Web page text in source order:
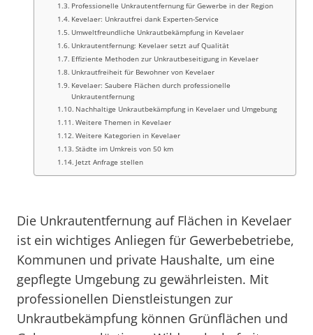
Professionelle Unkrautentfernung für Gewerbe in der Region
Kevelaer: Unkrautfrei dank Experten-Service
Umweltfreundliche Unkrautbekämpfung in Kevelaer
Unkrautentfernung: Kevelaer setzt auf Qualität
Effiziente Methoden zur Unkrautbeseitigung in Kevelaer
Unkrautfreiheit für Bewohner von Kevelaer
Kevelaer: Saubere Flächen durch professionelle
Unkrautentfernung
Nachhaltige Unkrautbekämpfung in Kevelaer und Umgebung
Weitere Themen in Kevelaer
Weitere Kategorien in Kevelaer
Städte im Umkreis von 50 km
Jetzt Anfrage stellen
Die Unkrautentfernung auf Flächen in Kevelaer
ist ein wichtiges Anliegen für Gewerbebetriebe,
Kommunen und private Haushalte, um eine
gepflegte Umgebung zu gewährleisten. Mit
professionellen Dienstleistungen zur
Unkrautbekämpfung können Grünflächen und